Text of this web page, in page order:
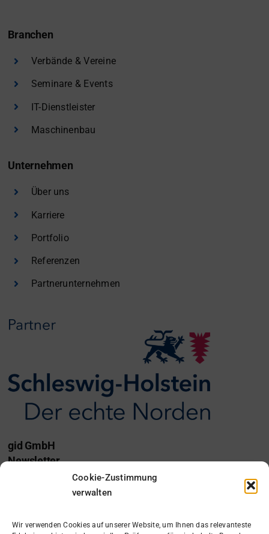
Cookie-Zustimmung
verwalten
Wir verwenden Cookies auf unserer Website, um Ihnen das relevanteste
Branchen
Verbände & Vereine
Seminare & Events
IT-Dienstleister
Maschinenbau
Unternehmen
Über uns
Karriere
Portfolio
Referenzen
Partnerunternehmen
gid GmbH
Newsletter
Ich möchte den gid Newsletter erhalten.
Anmelden